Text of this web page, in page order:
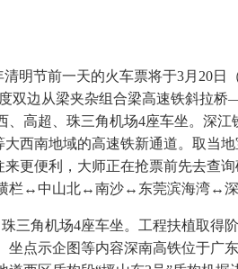
节前一天的火车票将于3月20日
双边从梁夹杂组合梁高速铁斜拉
高超、珠三角机场4座车坐。深
西南地域的高速铁新通道。取当
来更便利，大师正在抢票前先去
山北↔南沙↔东莞滨海湾↔深圳
角机场4座车坐。工程扶植取得
点示企图等内容深南高铁位于广